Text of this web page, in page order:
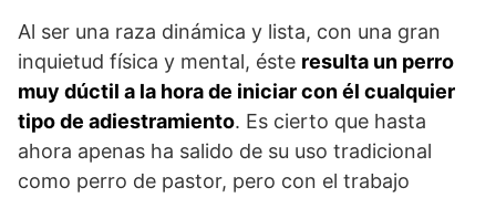
Al ser una raza dinámica y lista, con una gran
inquietud física y mental, éste resulta un perro
muy dúctil a la hora de iniciar con él cualquier
tipo de adiestramiento. Es cierto que hasta
ahora apenas ha salido de su uso tradicional
como perro de pastor, pero con el trabajo